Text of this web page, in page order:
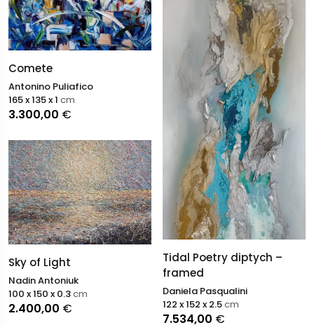
Comete
Antonino Puliafico
3.300,00 €
165 x 135 x 1 cm
Sky of Light
Nadin Antoniuk
2.400,00 €
100 x 150 x 0.3cm
Tidal Poetry diptych –
framed
Daniela Pasqualini
7.534,00 €
122 x 152 x 2.5cm